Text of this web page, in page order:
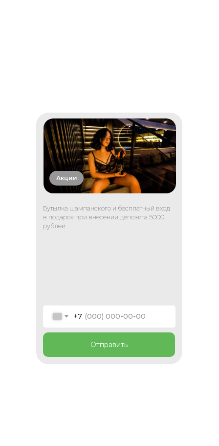
+7
Отправить
Бутылка шампанского и бесплатный вход
в подарок при внесении депозита 5000
рублей
Акции